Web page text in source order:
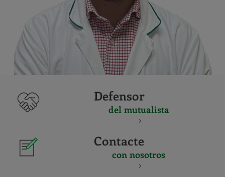
Defensor
del mutualista
Contacte
con nosotros